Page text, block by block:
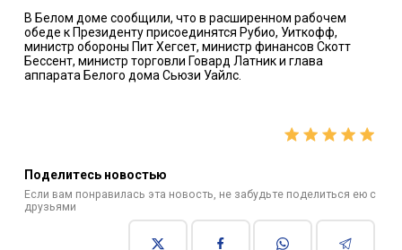
В Белом доме сообщили, что в расширенном рабочем
обеде к Президенту присоединятся Рубио, Уиткофф,
министр обороны Пит Хегсет, министр финансов Скотт
Бессент, министр торговли Говард Латник и глава
аппарата Белого дома Сьюзи Уайлс.
Поделитесь новостью
Если вам понравилась эта новость, не забудьте поделиться ею с
друзьями